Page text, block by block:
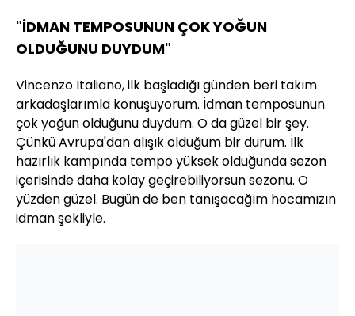
"İDMAN TEMPOSUNUN ÇOK YOĞUN
OLDUĞUNU DUYDUM"
Vincenzo Italiano, ilk başladığı günden beri takım
arkadaşlarımla konuşuyorum. İdman temposunun
çok yoğun olduğunu duydum. O da güzel bir şey.
Çünkü Avrupa'dan alışık olduğum bir durum. İlk
hazırlık kampında tempo yüksek olduğunda sezon
içerisinde daha kolay geçirebiliyorsun sezonu. O
yüzden güzel. Bugün de ben tanışacağım hocamızın
idman şekliyle.